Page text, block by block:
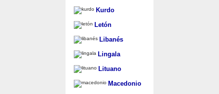
Kurdo
Letón
Libanés
Lingala
Lituano
Macedonio